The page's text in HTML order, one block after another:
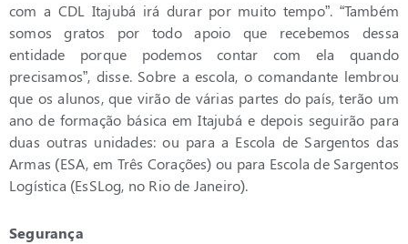
com a CDL Itajubá irá durar por muito tempo”. “Também
somos gratos por todo apoio que recebemos dessa
entidade porque podemos contar com ela quando
precisamos”, disse. Sobre a escola, o comandante lembrou
que os alunos, que virão de várias partes do país, terão um
ano de formação básica em Itajubá e depois seguirão para
duas outras unidades: ou para a Escola de Sargentos das
Armas (ESA, em Três Corações) ou para Escola de Sargentos
Logística (EsSLog, no Rio de Janeiro).
Segurança